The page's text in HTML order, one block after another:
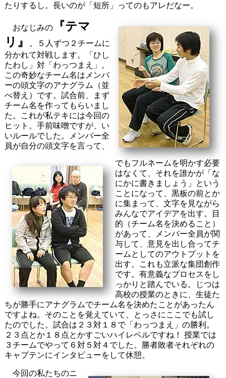
たりするし。長いのが「短所」ってのもアレだなー。
おなじみの『テマ
リ 』
。５人ずつ２チームに
分かれて対戦します。「ひし
たわし」対「わっつまえ」。
この奇妙なチーム名はメンバ
ーの頭文字のアナグラム（並
べ替え）です。試合前、まず
チーム名を作ってもらいまし
た。これが私テキには今回の
ヒット。手前味噌ですが、い
いルールでした。メンバー全
員が自分の頭文字を言って、
でもフルネームを明かす必要
はなくて、それを誰かが「な
にかに書きましょう」という
ことになって、黒板の前とか
に集まって、文字を見ながら
みんなでアイデアを出す。目
的（チーム名を決めること）
があって、メンバー全員が関
与して、意見を出し合ってチ
ームとしてのアウトプットを
出す。これも立派な集団創作
です。有意義なプロセスをし
っかりと踏んでいる。じつは
高校の授業のときに、生徒た
ちが勝手にアナグラムでチーム名を決めたことがあったん
ですよね。そのことを覚えていて、とっさにここでも試し
たのでした。試合は２３対１８で「わっつまえ」の勝利。
２３点とか１８点とかすごいハイレベルですね！ 授業では
３チームでやって６対５対４でした。勝者敗者それぞれの
キャプテンにインタビューをして休憩。
今回の私たちのニ